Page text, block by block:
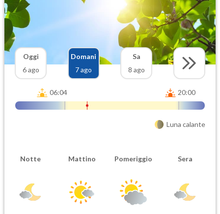
Oggi
6 ago
Domani
7 ago
Sa
8 ago
06:04 20:00
Luna calante
Notte Mattino Pomeriggio Sera